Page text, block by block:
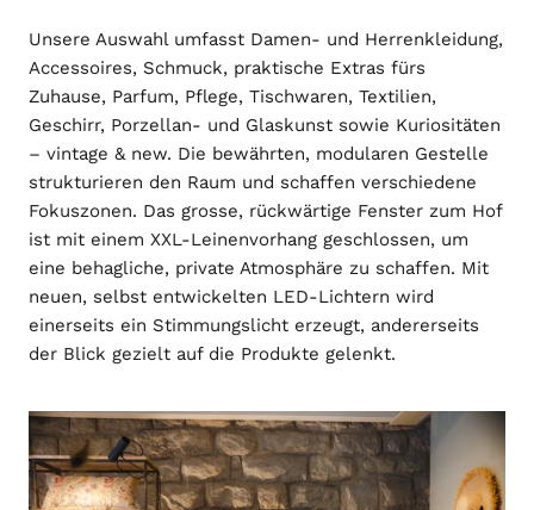
Unsere Auswahl umfasst Damen- und Herrenkleidung,
Accessoires, Schmuck, praktische Extras fürs
Zuhause, Parfum, Pflege, Tischwaren, Textilien,
Geschirr, Porzellan- und Glaskunst sowie Kuriositäten
– vintage & new. Die bewährten, modularen Gestelle
strukturieren den Raum und schaffen verschiedene
Fokuszonen. Das grosse, rückwärtige Fenster zum Hof
ist mit einem XXL-Leinenvorhang geschlossen, um
eine behagliche, private Atmosphäre zu schaffen. Mit
neuen, selbst entwickelten LED-Lichtern wird
einerseits ein Stimmungslicht erzeugt, andererseits
der Blick gezielt auf die Produkte gelenkt.